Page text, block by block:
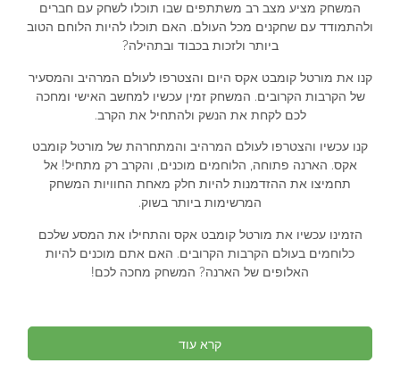
המשחק מציע מצב רב משתתפים שבו תוכלו לשחק עם חברים
ולהתמודד עם שחקנים מכל העולם. האם תוכלו להיות הלוחם הטוב
ביותר ולזכות בכבוד ובתהילה?
קנו את מורטל קומבט אקס היום והצטרפו לעולם המרהיב והמסעיר
של הקרבות הקרובים. המשחק זמין עכשיו למחשב האישי ומחכה
לכם לקחת את הנשק ולהתחיל את הקרב.
קנו עכשיו והצטרפו לעולם המרהיב והמתחרהת של מורטל קומבט
אקס. הארנה פתוחה, הלוחמים מוכנים, והקרב רק מתחיל! אל
תחמיצו את ההזדמנות להיות חלק מאחת החוויות המשחק
המרשימות ביותר בשוק.
הזמינו עכשיו את מורטל קומבט אקס והתחילו את המסע שלכם
כלוחמים בעולם הקרבות הקרובים. האם אתם מוכנים להיות
האלופים של הארנה? המשחק מחכה לכם!
קרא עוד